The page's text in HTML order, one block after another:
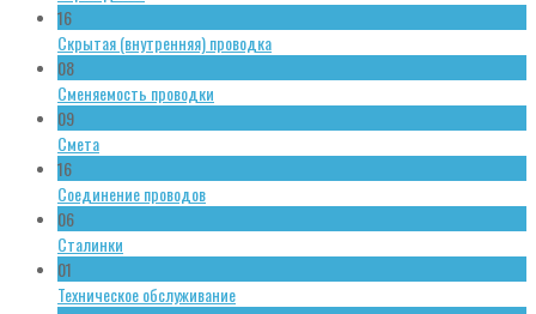
16
Скрытая (внутренняя) проводка
08
Сменяемость проводки
09
Смета
16
Соединение проводов
06
Сталинки
01
Техническое обслуживание